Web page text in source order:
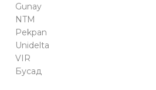
Gunay
NTM
Pekpan
Unidelta
VIR
Бусад